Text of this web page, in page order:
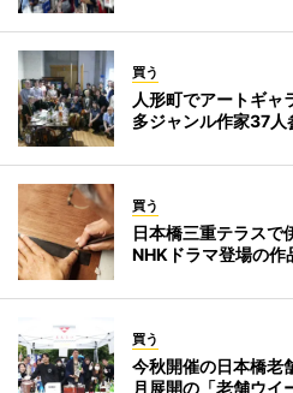
買う
人形町でアートギ
多ジャンル作家37人
買う
日本橋三重テラス
NHKドラマ登場の作
買う
今秋開催の日本橋
月展開の「老舗ウイ